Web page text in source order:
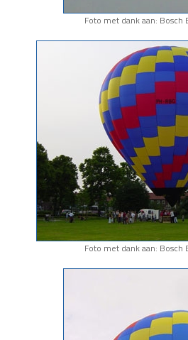
Foto met dank aan: Bosch
Foto met dank aan: Bosch